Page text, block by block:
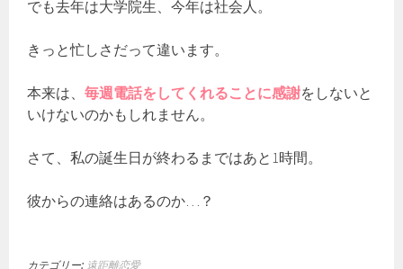
でも去年は大学院生、今年は社会人。
きっと忙しさだって違います。
本来は、毎週電話をしてくれることに感謝をしないと
いけないのかもしれません。
さて、私の誕生日が終わるまではあと1時間。
彼からの連絡はあるのか…？
カテゴリー: 遠距離恋愛